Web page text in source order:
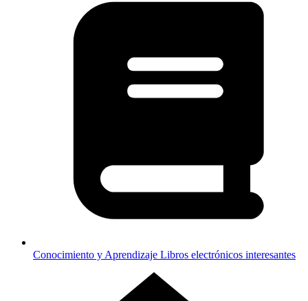
Conocimiento y Aprendizaje Libros electrónicos interesantes